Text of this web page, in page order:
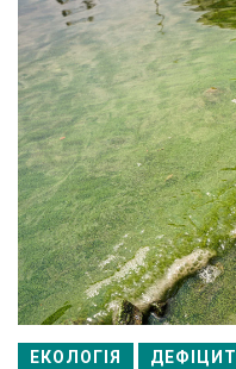
ЕКОЛОГІЯ ДЕФІЦИТ